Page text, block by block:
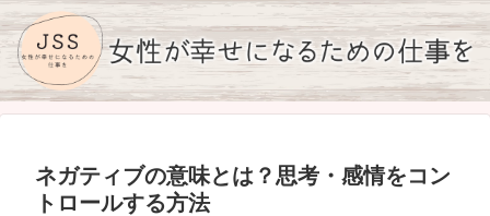
ネガティブの意味とは？思考・感情をコン
トロールする方法